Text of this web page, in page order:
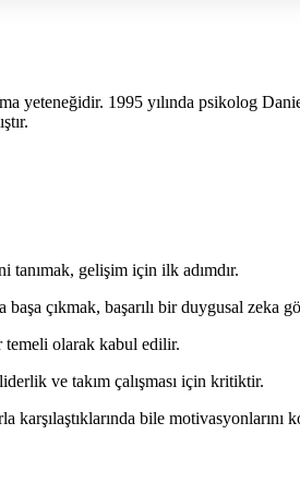
yeteneğidir. 1995 yılında psikolog
tanımak, gelişim için ilk adımdır.
çıkmak, başarılı bir duygusal zeka
temeli olarak kabul edilir.
ve takım çalışması için kritiktir.
bile motivasyonlarını